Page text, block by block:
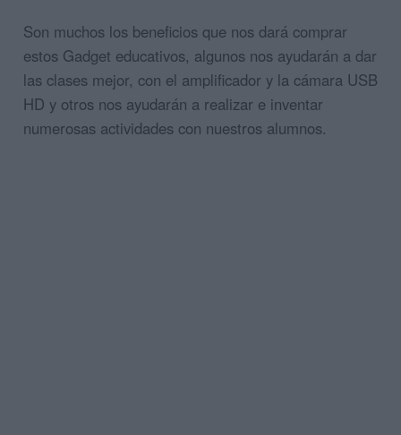
Son muchos los beneficios que nos dará comprar
estos Gadget educativos, algunos nos ayudarán a dar
las clases mejor, con el amplificador y la cámara USB
HD y otros nos ayudarán a realizar e inventar
numerosas actividades con nuestros alumnos.